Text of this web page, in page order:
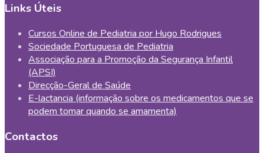
Links Úteis
Cursos Online de Pediatria por Hugo Rodrigues
Sociedade Portuguesa de Pediatria
Associação para a Promoção da Segurança Infantil
(APSI)
Direcção-Geral de Saúde
E-lactancia (informação sobre os medicamentos que se
podem tomar quando se amamenta)
Contactos